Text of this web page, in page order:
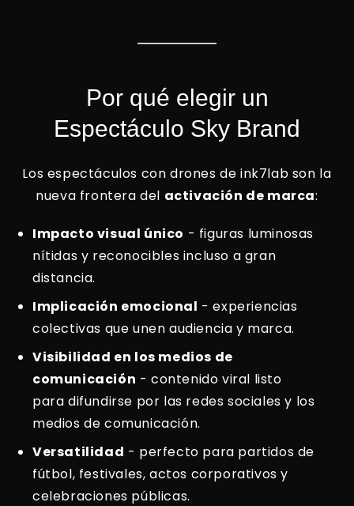
Por qué elegir un
Espectáculo Sky Brand
Los espectáculos con drones de ink7lab son la
nueva frontera del activación de marca:
Impacto visual único - figuras luminosas
nítidas y reconocibles incluso a gran
distancia.
Implicación emocional - experiencias
colectivas que unen audiencia y marca.
Visibilidad en los medios de
comunicación - contenido viral listo
para difundirse por las redes sociales y los
medios de comunicación.
Versatilidad - perfecto para partidos de
fútbol, festivales, actos corporativos y
celebraciones públicas.